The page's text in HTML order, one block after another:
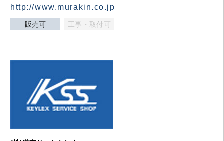
http://www.murakin.co.jp
販売可 工事・取付可